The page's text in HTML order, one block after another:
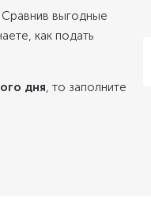
Сравнив выгодные
как подать
дня, то заполните